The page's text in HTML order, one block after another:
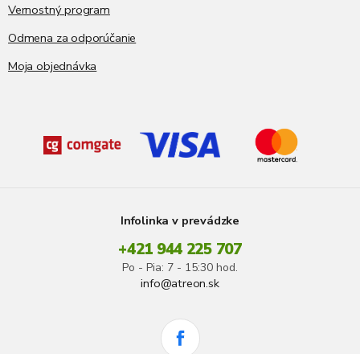
Vernostný program
Odmena za odporúčanie
Moja objednávka
Infolinka v prevádzke
+421 944 225 707
Po - Pia: 7 - 15:30 hod.
info@atreon.sk